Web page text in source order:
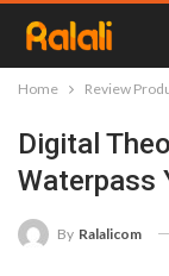
Home Review
Digital
Waterpass
By Ralalicom